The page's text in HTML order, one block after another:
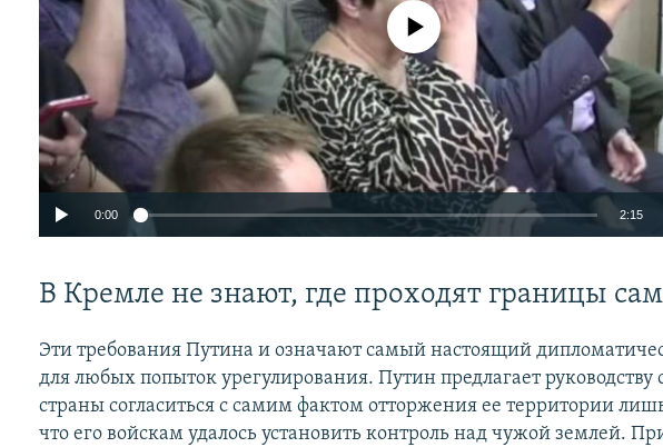
Auto 240p 360p 480p
No media source currently available
0:00 2:15
В Кремле не знают, где проходят границы
Эти требования Путина и означают самый настоящий
для любых попыток урегулирования. Путин предлагает руководству
страны согласиться с самим фактом отторжения ее территории
что его войскам удалось установить контроль над чужой землей.